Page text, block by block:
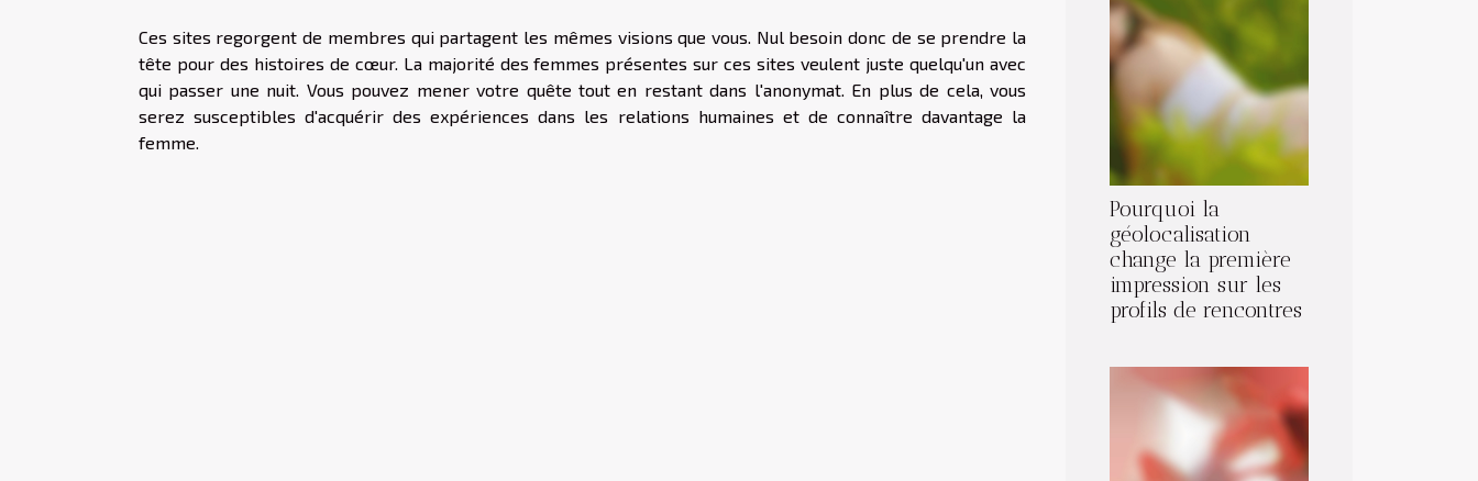
Ces sites regorgent de membres qui partagent les mêmes visions que vous. Nul besoin donc de se prendre la
tête pour des histoires de cœur. La majorité des femmes présentes sur ces sites veulent juste quelqu'un avec
qui passer une nuit. Vous pouvez mener votre quête tout en restant dans l'anonymat. En plus de cela, vous
serez susceptibles d'acquérir des expériences dans les relations humaines et de connaître davantage la
femme.
Pourquoi la
géolocalisation
change la première
impression sur les
profils de rencontres